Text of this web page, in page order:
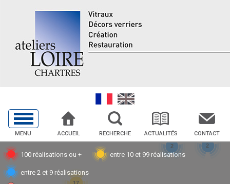
MENU ACCUEIL RECHERCHE ACTUALITÉS CONTACT
2 2
100 réalisations ou + entre 10 et 99 réalisations
entre 2 et 9 réalisations